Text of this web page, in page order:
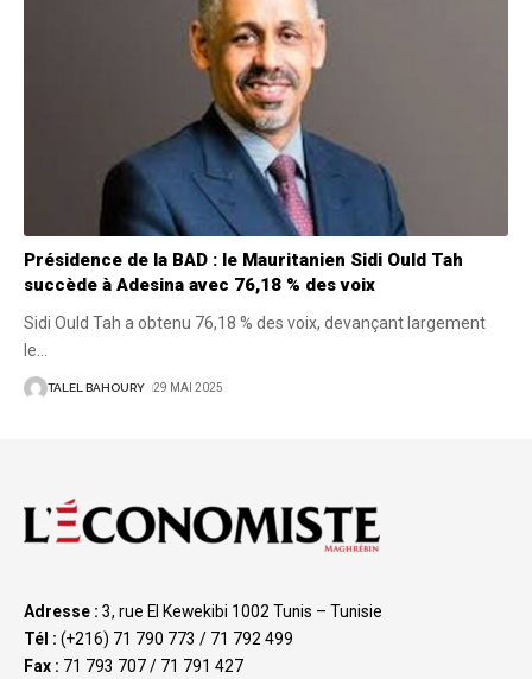
Présidence de la BAD : le Mauritanien Sidi Ould Tah
succède à Adesina avec 76,18 % des voix
Sidi Ould Tah a obtenu 76,18 % des voix, devançant largement
le
TALEL BAHOURY 29 MAI 2025
Adresse : 3, rue El Kewekibi 1002 Tunis – Tunisie
Tél : (+216) 71 790 773 / 71 792 499
Fax : 71 793 707 / 71 791 427